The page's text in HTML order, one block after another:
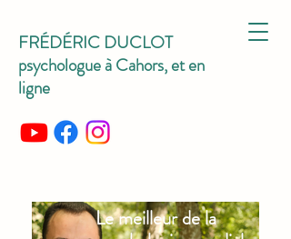
FRÉDÉRIC DUCLOT
psychologue à Cahors, et en
ligne
Le meilleur de la